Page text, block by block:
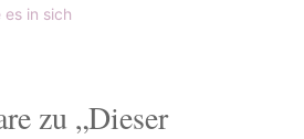
in sich
zu „Dieser